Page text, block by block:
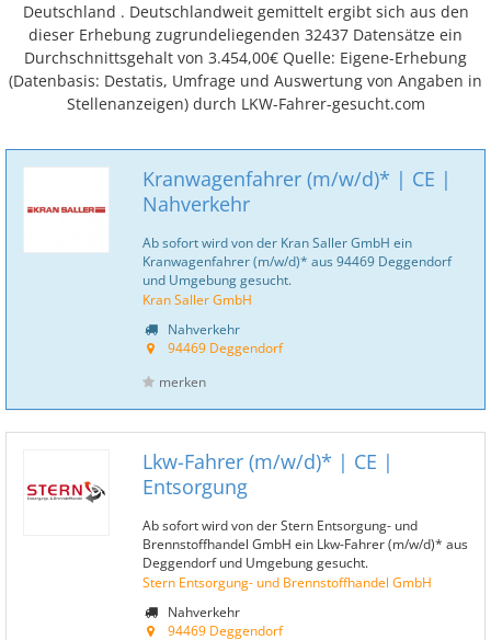
Deutschland . Deutschlandweit gemittelt ergibt sich aus den
dieser Erhebung zugrundeliegenden 32437 Datensätze ein
Durchschnittsgehalt von 3.454,00€ Quelle: Eigene-Erhebung
(Datenbasis: Destatis, Umfrage und Auswertung von Angaben in
Stellenanzeigen) durch LKW-Fahrer-gesucht.com
Kranwagenfahrer (m/w/d)* | CE |
Nahverkehr
Ab sofort wird von der Kran Saller GmbH ein
Kranwagenfahrer (m/w/d)* aus 94469 Deggendorf
und Umgebung gesucht.
Kran Saller GmbH
Nahverkehr
94469 Deggendorf
merken
Lkw-Fahrer (m/w/d)* | CE |
Entsorgung
Ab sofort wird von der Stern Entsorgung- und
Brennstoffhandel GmbH ein Lkw-Fahrer (m/w/d)* aus
Deggendorf und Umgebung gesucht.
Stern Entsorgung- und Brennstoffhandel GmbH
Nahverkehr
94469 Deggendorf